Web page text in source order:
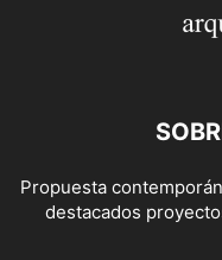
Propuesta
destacados